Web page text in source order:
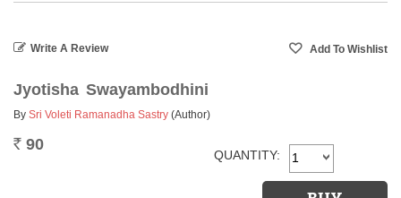
Write A Review
Jyotisha Swayambodhini
By Sri Voleti Ramanadha Sastry (Author)
Rs. 90
QUANTITY: